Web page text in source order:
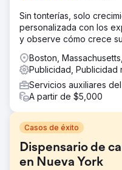
Sin tonterías, solo
personalizada con los
y observe cómo crece
Boston,
Publicidad, Publicidad
Servicios auxiliares
A partir de $5,000
Casos de éxito
Dispensario de
en Nueva York